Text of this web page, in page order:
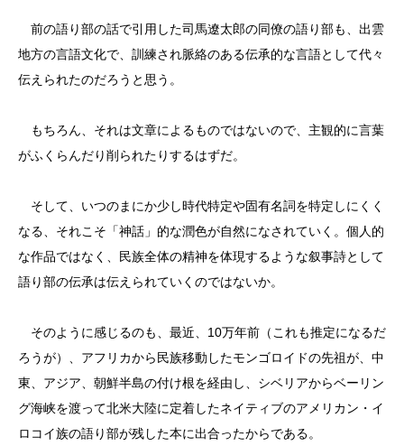
前の語り部の話で引用した司馬遼太郎の同僚の語り部も、出雲
地方の言語文化で、訓練され脈絡のある伝承的な言語として代々
伝えられたのだろうと思う。
もちろん、それは文章によるものではないので、主観的に言葉
がふくらんだり削られたりするはずだ。
そして、いつのまにか少し時代特定や固有名詞を特定しにくく
なる、それこそ「神話」的な潤色が自然になされていく。個人的
な作品ではなく、民族全体の精神を体現するような叙事詩として
語り部の伝承は伝えられていくのではないか。
そのように感じるのも、最近、10万年前（これも推定になるだ
ろうが）、アフリカから民族移動したモンゴロイドの先祖が、中
東、アジア、朝鮮半島の付け根を経由し、シベリアからベーリン
グ海峡を渡って北米大陸に定着したネイティブのアメリカン・イ
ロコイ族の語り部が残した本に出合ったからである。